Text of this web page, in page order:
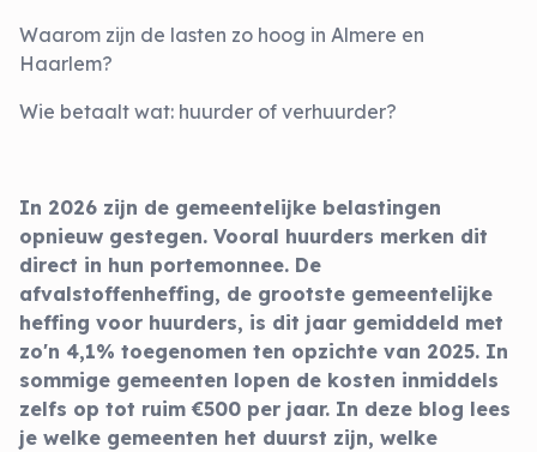
In 2026 zijn de gemeentelijke belastingen
opnieuw gestegen. Vooral huurders merken dit
direct in hun portemonnee. De
afvalstoffenheffing, de grootste gemeentelijke
heffing voor huurders, is dit jaar gemiddeld met
zo'n 4,1% toegenomen ten opzichte van 2025. In
sommige gemeenten lopen de kosten inmiddels
zelfs op tot ruim €500 per jaar. In deze blog lees
je welke gemeenten het duurst zijn, welke
Waarom zijn de lasten zo hoog in Almere en
Haarlem?
Wie betaalt wat: huurder of verhuurder?